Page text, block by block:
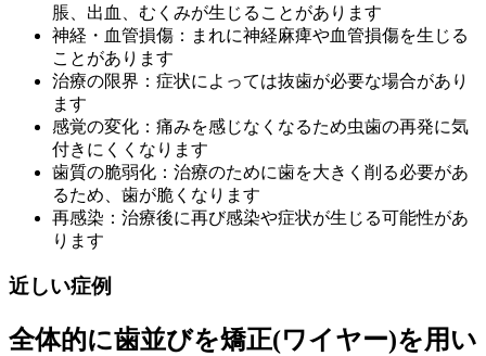
脹、出血、むくみが生じることがあります
神経・血管損傷：まれに神経麻痺や血管損傷を生じる
ことがあります
治療の限界：症状によっては抜歯が必要な場合があり
ます
感覚の変化：痛みを感じなくなるため虫歯の再発に気
付きにくくなります
歯質の脆弱化：治療のために歯を大きく削る必要があ
るため、歯が脆くなります
再感染：治療後に再び感染や症状が生じる可能性があ
ります
近しい症例
全体的に歯並びを矯正(ワイヤー)を用い